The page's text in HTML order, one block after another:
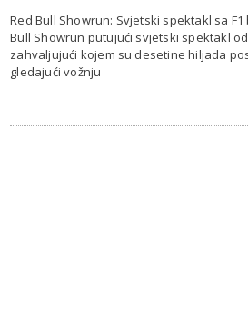
Red Bull Showrun: Svjetski spektakl sa
Bull Showrun putujući svjetski spektakl
zahvaljujući kojem su desetine hiljada
gledajući vožnju